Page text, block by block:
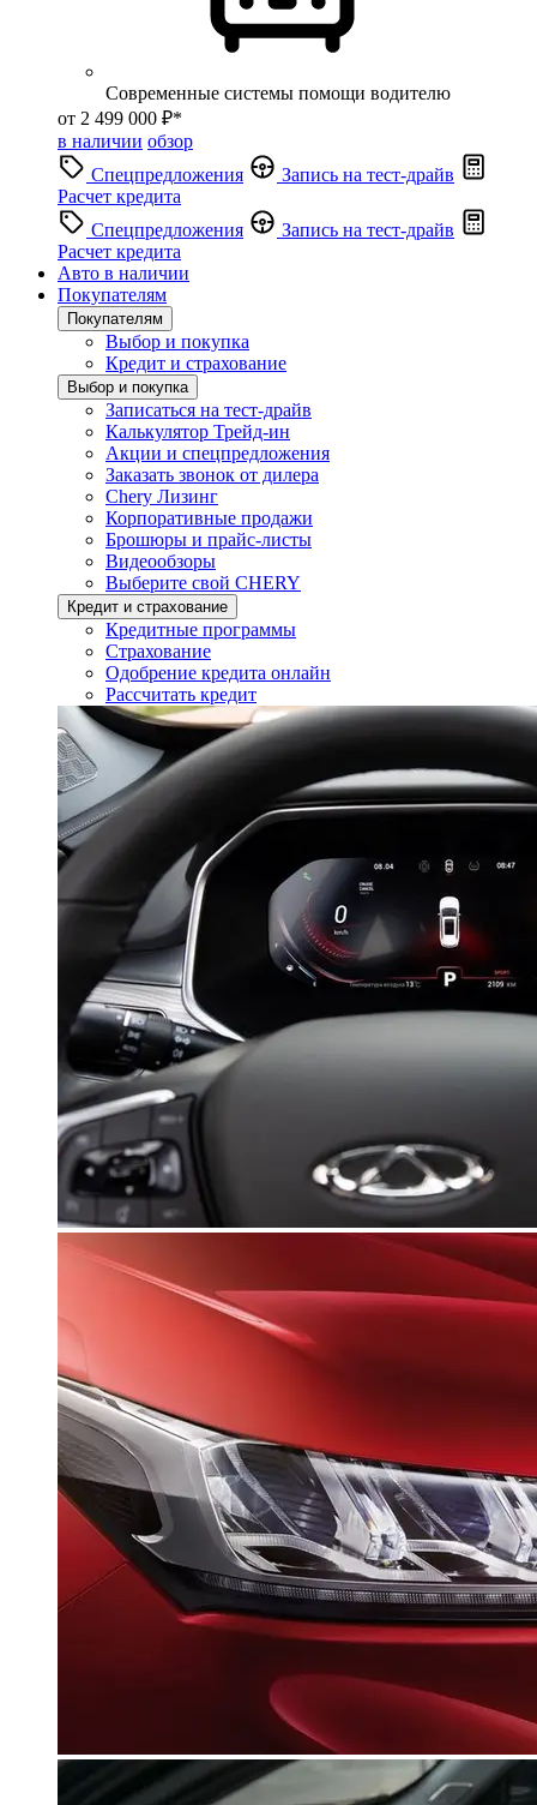
Современные системы помощи водителю
от 2 499 000 ₽*
в наличии обзор
Спецпредложения
Запись на тест-драйв
Расчет кредита
Спецпредложения
Запись на тест-драйв
Расчет кредита
Авто в наличии
Покупателям
Покупателям
Выбор и покупка
Кредит и страхование
Выбор и покупка
Записаться на тест-драйв
Калькулятор Трейд-ин
Акции и спецпредложения
Заказать звонок от дилера
Chery Лизинг
Корпоративные продажи
Брошюры и прайс-листы
Видеообзоры
Выберите свой CHERY
Кредит и страхование
Кредитные программы
Страхование
Одобрение кредита онлайн
Рассчитать кредит